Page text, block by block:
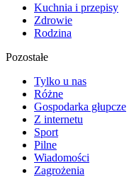
Kuchnia i przepisy
Zdrowie
Rodzina
Pozostałe
Tylko u nas
Różne
Gospodarka głupcze
Z internetu
Sport
Pilne
Wiadomości
Zagrożenia